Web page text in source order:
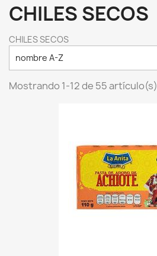
CHILES SECOS
CHILES SECOS
nombre A-Z
Mostrando 1-12 de 55 artículo(s)